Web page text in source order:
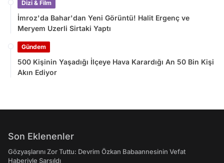
Dizi & Film
İmroz'da Bahar'dan Yeni Görüntü! Halit Ergenç ve
Meryem Uzerli Sirtaki Yaptı
Gündem
500 Kişinin Yaşadığı İlçeye Hava Karardığı An 50 Bin Kişi
Akın Ediyor
Son Eklenenler
Gözyaşlarını Zor Tuttu: Devrim Özkan Babaannesinin Vefat
Haberiyle Sarsıldı